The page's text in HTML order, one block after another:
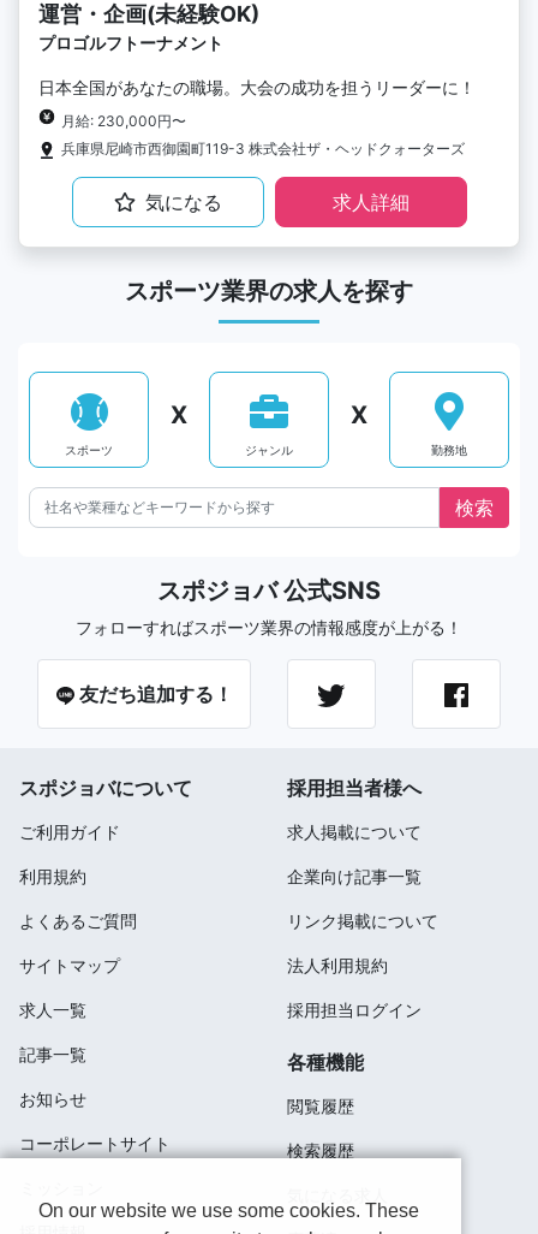
運営・企画(未経験OK)
プロゴルフトーナメント
日本全国があなたの職場。大会の成功を担うリーダーに！
月給: 230,000円〜
兵庫県尼崎市西御園町119-3 株式会社ザ・ヘッドクォーターズ
気になる 求人詳細
スポーツ業界の求人を探す
スポーツ
X
ジャンル
X
勤務地
スポジョバ 公式SNS
フォローすればスポーツ業界の情報感度が上がる！
友だち追加する！
スポジョバについて
ご利用ガイド
利用規約
よくあるご質問
サイトマップ
求人一覧
記事一覧
お知らせ
コーポレートサイト
採用担当者様へ
求人掲載について
企業向け記事一覧
リンク掲載について
法人利用規約
採用担当ログイン
各種機能
閲覧履歴
検索履歴
On our website we use some cookies. These